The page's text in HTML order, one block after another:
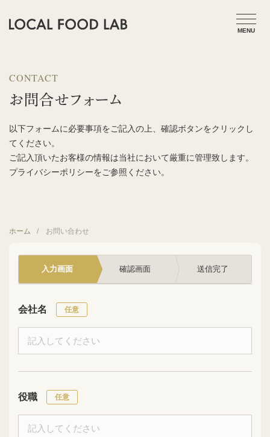
CONTACT
お問合せフォーム
以下フォームに必要事項をご記入の上、確認ボタンをクリックし
てください。
ご記入頂いたお客様の情報は当社において厳重に管理致します。
プライバシーポリシーをご参照ください。
ホーム お問い合わせ
入力画面 確認画面 送信完了
会社名
役職